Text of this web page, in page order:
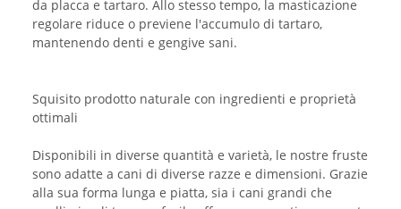
da placca e tartaro. Allo stesso tempo, la masticazione
regolare riduce o previene l'accumulo di tartaro,
mantenendo denti e gengive sani.
Squisito prodotto naturale con ingredienti e proprietà
ottimali
Disponibili in diverse quantità e varietà, le nostre fruste
sono adatte a cani di diverse razze e dimensioni. Grazie
alla sua forma lunga e piatta, sia i cani grandi che